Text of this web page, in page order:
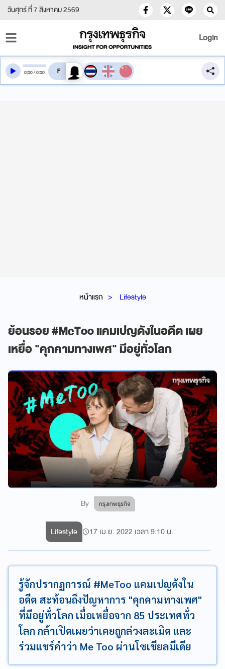
วันศุกร์ ที่ 7 สิงหาคม 2569
Login
หน้าแรก Lifestyle
ย้อนรอย #MeToo แคมเปญดังในอดีต เผย
เหยื่อ "คุกคามทางเพศ" มีอยู่ทั่วโลก
By กรุงเทพธุรกิจ
0:00/0:00 สลับเสียงอ่าน
Lifestyle 17 เม.ย. 2022 เวลา 9:10 น.
รู้จักปรากฏการณ์ #MeToo แคมเปญดังใน
อดีต สะท้อนถึงปัญหาการ "คุกคามทางเพศ"
ที่มีอยู่ทั่วโลก เมื่อเหยื่อจาก 85 ประเทศทั่ว
โลก กล้าเปิดเผยว่าเคยถูกล่วงละเมิด และ
ร่วมแชร์คำว่า Me Too ผ่านโซเชียลมีเดีย